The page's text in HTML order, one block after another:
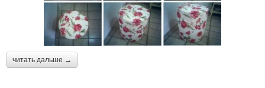
читать дальше →